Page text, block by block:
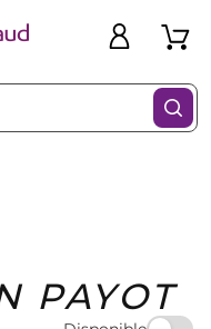
Idées
Cadeaux
Bons
Plans
PAYOT
Filtres